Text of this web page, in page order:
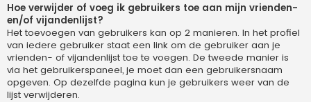
Hoe verwijder of voeg ik gebruikers toe aan mijn vrienden-
en/of vijandenlijst?
Het toevoegen van gebruikers kan op 2 manieren. In het profiel
van iedere gebruiker staat een link om de gebruiker aan je
vrienden- of vijandenlijst toe te voegen. De tweede manier is
via het gebruikerspaneel, je moet dan een gebruikersnaam
opgeven. Op dezelfde pagina kun je gebruikers weer van de
lijst verwijderen.